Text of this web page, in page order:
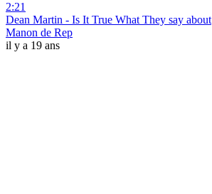
2:21
Dean Martin - Is It True What They say about
Manon de Rep
il y a 19 ans